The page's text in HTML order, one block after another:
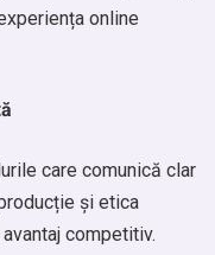
online
care comunică clar
și etica
competitiv.